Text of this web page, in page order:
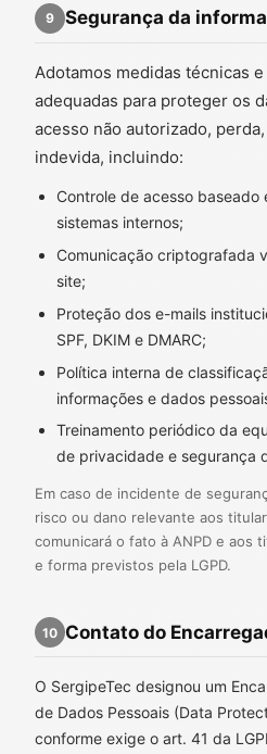
9 Segurança da
Adotamos medidas técnicas
adequadas para proteger os
acesso não autorizado,
indevida, incluindo:
Controle de acesso baseado
sistemas internos;
Comunicação criptografada
site;
Proteção dos e-mails
SPF, DKIM e DMARC;
Política interna de
informações e dados
Treinamento periódico da
de privacidade e segurança
Em caso de incidente de
risco ou dano relevante aos
comunicará o fato à ANPD e aos
e forma previstos pela LGPD.
10 Contato do
O SergipeTec designou um
de Dados Pessoais (Data
conforme exige o art. 41 da